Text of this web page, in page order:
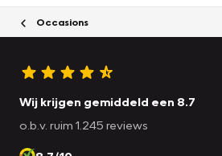
Occasions
Wij krijgen gemiddeld een 8.7
o.b.v. ruim 1.245 reviews